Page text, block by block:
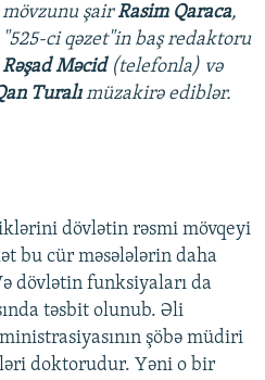
mövzunu şairRasim Qaraca,
"525-ci qəzet"in baş redaktoru
Rəşad Məcid(telefonla) və
Turalımüzakirə ediblər.
dövlətin rəsmi mövqeyi
bu cür məsələlərin daha
dövlətin funksiyaları da
təsbit olunub. Əli
şöbə müdiri
doktorudur. Yəni o bir